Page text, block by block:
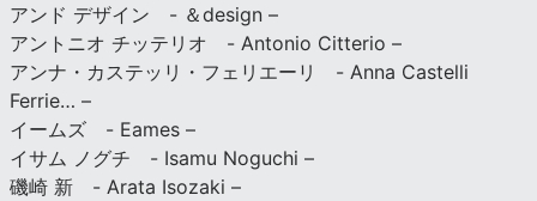
アンド デザイン - ＆design –
アントニオ チッテリオ - Antonio Citterio –
アンナ・カステッリ・フェリエーリ - Anna Castelli
Ferrie… –
イームズ - Eames –
イサム ノグチ - Isamu Noguchi –
磯崎 新 - Arata Isozaki –